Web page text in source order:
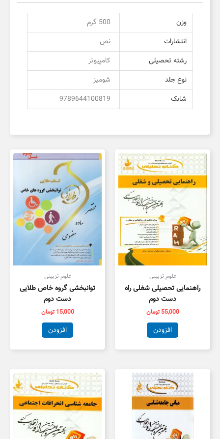
وزن
500 گرم
انتشارات
نص
رشته تحصیلی
کامپیوتر
نوع جلد
شومیز
شابک
9789644100819
علوم تزبیتی
راهنمایی تحصیلی شغلی راه
دست دوم
55,000 تومان
افزودن
علوم تزبیتی
توانبخشی گروه خاص طلایی
دست دوم
15,000 تومان
افزودن